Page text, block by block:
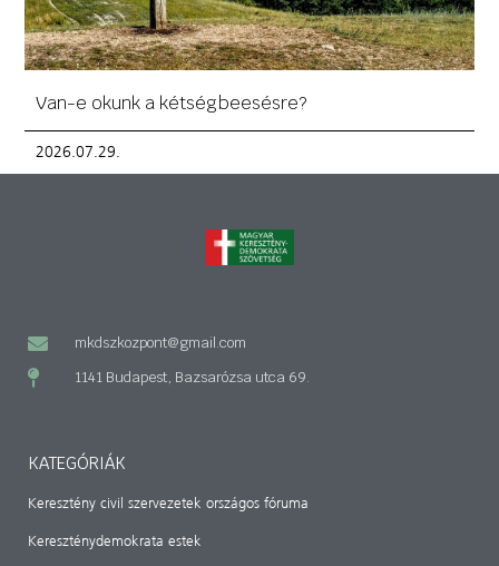
Van-e okunk a kétségbeesésre?
2026.07.29.
mkdszkozpont@gmail.com
1141 Budapest, Bazsarózsa utca 69.
KATEGÓRIÁK
Keresztény civil szervezetek országos fóruma
Kereszténydemokrata estek